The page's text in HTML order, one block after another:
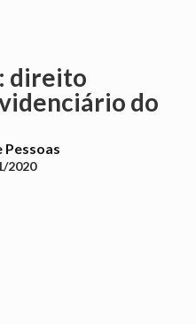
direito
do
Pessoas
2020